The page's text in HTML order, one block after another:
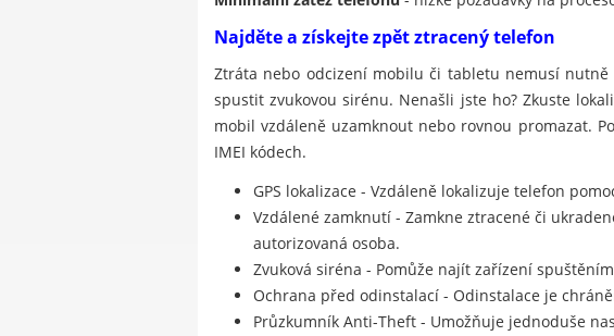
Najděte a získejte zpět ztracený telefon
Ztráta nebo odcizení mobilu či tabletu nemusí nutně
spustit zvukovou sirénu. Nenašli jste ho? Zkuste
mobil vzdáleně uzamknout nebo rovnou promazat.
IMEI kódech.
GPS lokalizace - Vzdáleně lokalizuje telefon
Vzdálené zamknutí - Zamkne ztracené či
autorizovaná osoba.
Zvuková siréna - Pomůže najít zařízení
Ochrana před odinstalací - Odinstalace je
Průzkumník Anti-Theft - Umožňuje jednoduše